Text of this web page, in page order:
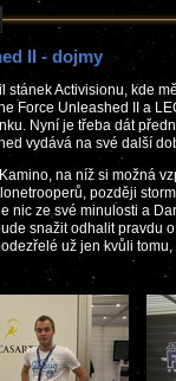
II - dojmy
Activisionu, kde
Force Unleashed II a
Nyní je třeba dát
vydává na své další
na níž si možná
později
ze své minulosti a
snažit odhalit pravdu
už jen kvůli